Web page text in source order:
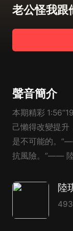
老公怪我跟
悔”
聲音簡介
本期精彩
己懶得改變提升
是不可能的。
抗風險。”——
陸